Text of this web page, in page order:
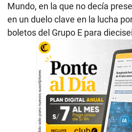
Mundo, en la que no decía
en un duelo clave en la lucha
boletos del Grupo E para